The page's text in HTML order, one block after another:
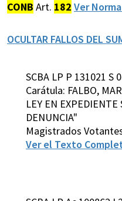
CONB Art. 182 Ver Norma
OCULTAR FALLOS DEL
SCBA LP P 131021 S
Carátula: FALBO,
LEY EN
DENUNCIA"
Magistrados
Ver el Texto